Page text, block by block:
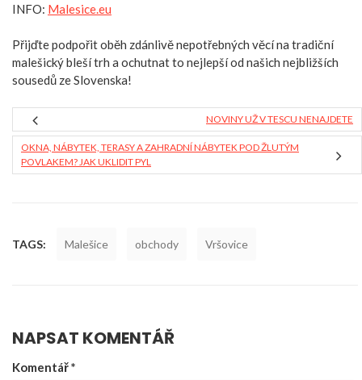
INFO: Malesice.eu
Přijďte podpořit oběh zdánlivě nepotřebných věcí na tradiční
malešický bleší trh a ochutnat to nejlepší od našich nejbližších
sousedů ze Slovenska!
NOVINY UŽ V TESCU NENAJDETE
OKNA, NÁBYTEK, TERASY A ZAHRADNÍ NÁBYTEK POD ŽLUTÝM
POVLAKEM? JAK UKLIDIT PYL
TAGS: Malešice obchody Vršovice
NAPSAT KOMENTÁŘ
Komentář*